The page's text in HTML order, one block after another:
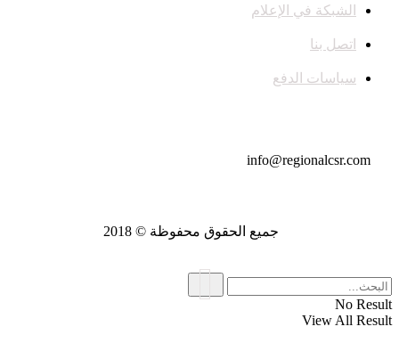
الشبكة في الإعلام
اتصل بنا
سياسات الدفع
جميع الحقوق محفوظة © 2018
No Result
View All Result